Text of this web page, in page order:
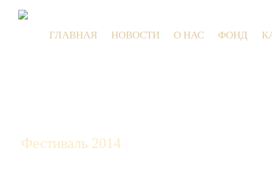
ГЛАВНАЯ НОВОСТИ О НАС ФОНД
Фестиваль 2014